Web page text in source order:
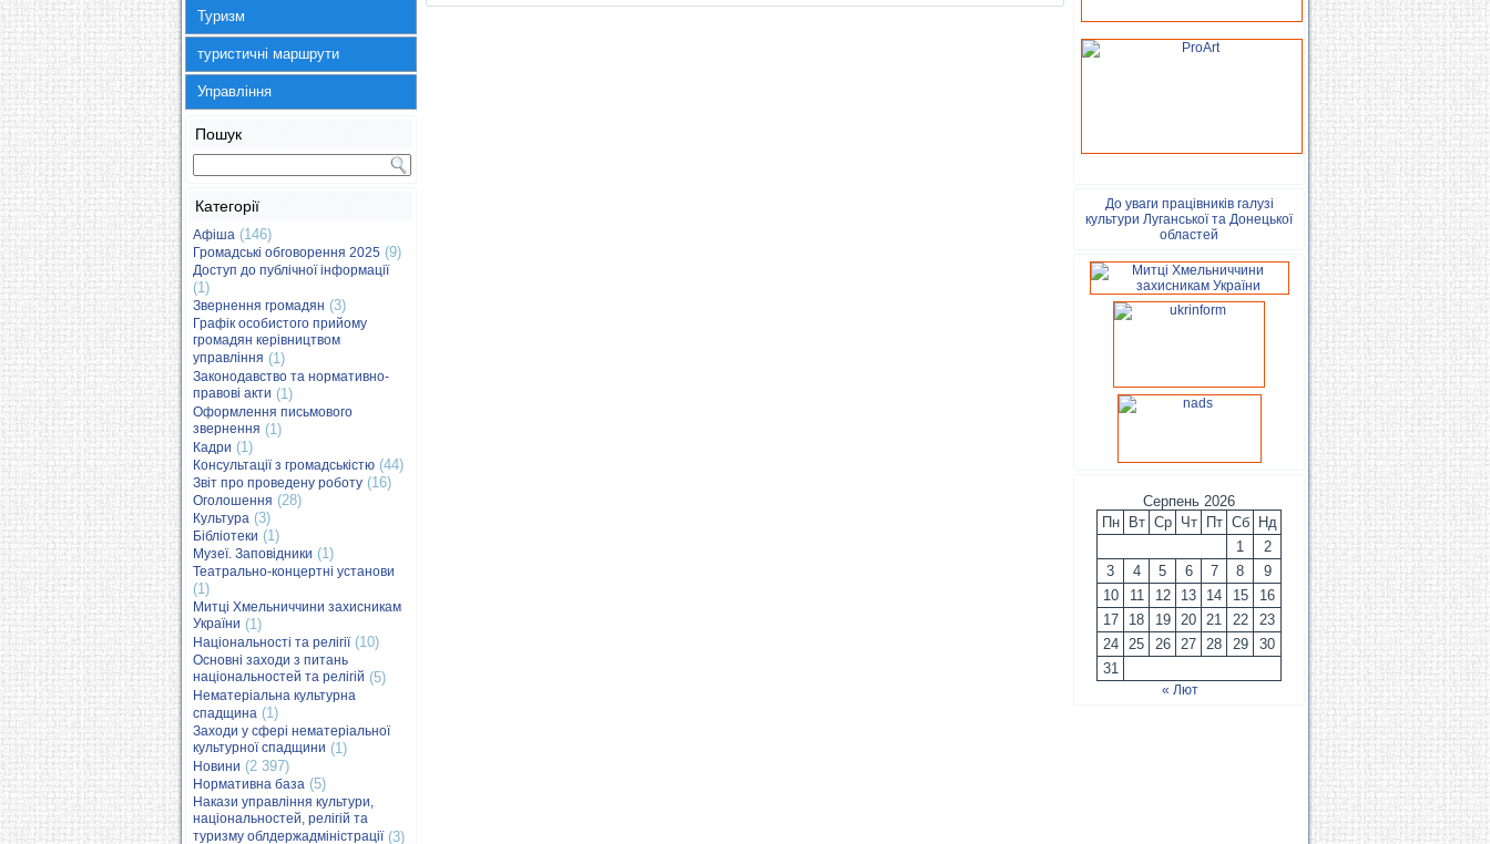
Туризм
туристичні маршрути
Управління
Пошук
Категорії
Афіша (146)
Громадські обговорення 2025 (9)
Доступ до публічної інформації
(1)
Звернення громадян (3)
Графік особистого прийому
громадян керівництвом
управління (1)
Законодавство та нормативно-
правові акти (1)
Оформлення письмового
звернення (1)
Кадри (1)
Консультації з громадськістю (44)
Звіт про проведену роботу (16)
Оголошення (28)
Культура (3)
Бібліотеки (1)
Музеї. Заповідники (1)
Театрально-концертні установи
(1)
Митці Хмельниччини захисникам
України (1)
Національності та релігії(10)
Основні заходи з питань
національностей та релігій (5)
Нематеріальна культурна
спадщина (1)
Заходи у сфері нематеріальної
культурної спадщини (1)
Новини (2 397)
Нормативна база (5)
Накази управління культури,
національностей, релігій та
туризму облдержадміністрації(3)
До уваги працівників галузі
культури Луганської та Донецької
областей
Серпень 2026
Пн
Вт Ср Чт Пт Сб
Нд
1
2
3
4 5 6 7 8
9
10
11 12 13 14 15
16
17
18 19 20 21 22
23
24
25 26 27 28 29
30
31
« Лют